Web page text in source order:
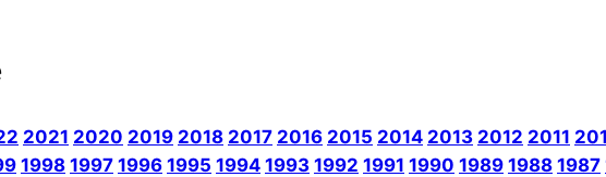
2021 2020 2019 2018 2017 2016 2015 2014 2013 2012 2011
1998 1997 1996 1995 1994 1993 1992 1991 1990 1989 1988 1987